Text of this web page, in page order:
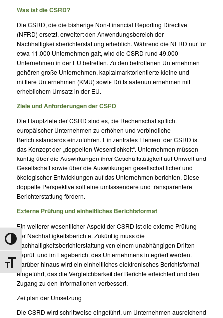
Umschalten auf hohe Kontraste
Schrift vergrößern
Was ist die CSRD?
Die CSRD, die die bisherige Non-Financial Reporting Directive
(NFRD) ersetzt, erweitert den Anwendungsbereich der
Nachhaltigkeitsberichterstattung erheblich. Während die NFRD nur für
etwa 11.000 Unternehmen galt, wird die CSRD rund 49.000
Unternehmen in der EU betreffen. Zu den betroffenen Unternehmen
gehören große Unternehmen, kapitalmarktorientierte kleine und
mittlere Unternehmen (KMU) sowie Drittstaatenunternehmen mit
erheblichem Umsatz in der EU.
Ziele und Anforderungen der CSRD
Die Hauptziele der CSRD sind es, die Rechenschaftspflicht
europäischer Unternehmen zu erhöhen und verbindliche
Berichtsstandards einzuführen. Ein zentrales Element der CSRD ist
das Konzept der „doppelten Wesentlichkeit“. Unternehmen müssen
künftig über die Auswirkungen ihrer Geschäftstätigkeit auf Umwelt und
Gesellschaft sowie über die Auswirkungen gesellschaftlicher und
ökologischer Entwicklungen auf das Unternehmen berichten. Diese
doppelte Perspektive soll eine umfassendere und transparentere
Berichterstattung fördern.
Externe Prüfung und einheitliches Berichtsformat
Ein weiterer wesentlicher Aspekt der CSRD ist die externe Prüfung
der Nachhaltigkeitsberichte. Zukünftig muss die
Nachhaltigkeitsberichterstattung von einem unabhängigen Dritten
geprüft und im Lagebericht des Unternehmens integriert werden.
Darüber hinaus wird ein einheitliches elektronisches Berichtsformat
eingeführt, das die Vergleichbarkeit der Berichte erleichtert und den
Zugang zu den Informationen verbessert.
Zeitplan der Umsetzung
Die CSRD wird schrittweise eingeführt, um Unternehmen ausreichend